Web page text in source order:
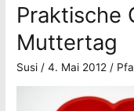
Vatertag
Praktische
Muttertag
Susi/4. Mai 2012/